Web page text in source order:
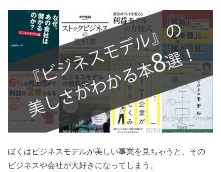
ぼくはビジネスモデルが美しい事業を見ちゃうと、その
ビジネスや会社が大好きになってしまう。